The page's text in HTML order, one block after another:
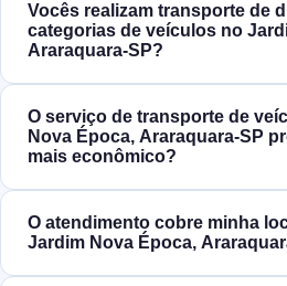
Vocês realizam transporte de
categorias de veículos no
Araraquara‑SP?
O serviço de transporte de
Nova Época, Araraquara‑SP
mais econômico?
O atendimento cobre minha
Jardim Nova Época,